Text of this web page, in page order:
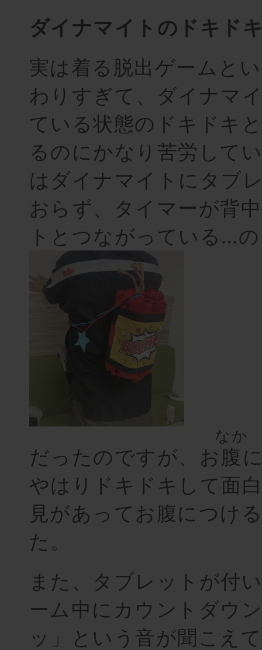
ダイナマイトのドキド
実は着る脱出ゲームと
わりすぎて、ダイナマ
ている状態のドキドキ
るのにかなり苦労して
はダイナマイトにタブ
おらず、タイマーが背
トとつながっている…
だったのですが、お 腹
なか
やはりドキドキして面
見があってお腹につけ
た。
また、タブレットが付
ーム中にカウントダウ
ッ」という音が聞こえ